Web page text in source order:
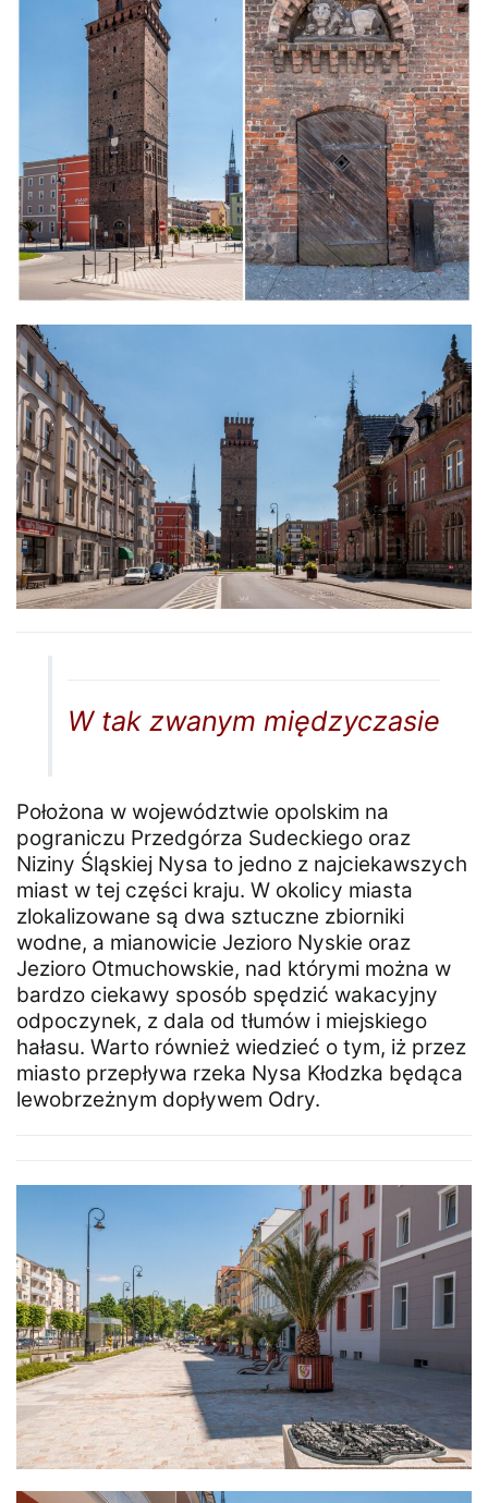
W tak zwanym międzyczasie
Położona w województwie opolskim na
pograniczu Przedgórza Sudeckiego oraz
Niziny Śląskiej Nysa to jedno z najciekawszych
miast w tej części kraju. W okolicy miasta
zlokalizowane są dwa sztuczne zbiorniki
wodne, a mianowicie Jezioro Nyskie oraz
Jezioro Otmuchowskie, nad którymi można w
bardzo ciekawy sposób spędzić wakacyjny
odpoczynek, z dala od tłumów i miejskiego
hałasu. Warto również wiedzieć o tym, iż przez
miasto przepływa rzeka Nysa Kłodzka będąca
lewobrzeżnym dopływem Odry.